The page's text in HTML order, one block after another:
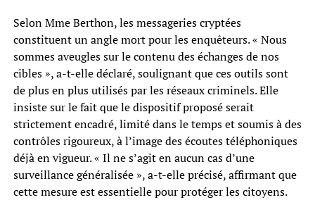
Selon Mme Berthon, les messageries cryptées
constituent un angle mort pour les enquêteurs. « Nous
sommes aveugles sur le contenu des échanges de nos
cibles », a-t-elle déclaré, soulignant que ces outils sont
de plus en plus utilisés par les réseaux criminels. Elle
insiste sur le fait que le dispositif proposé serait
strictement encadré, limité dans le temps et soumis à des
contrôles rigoureux, à l’image des écoutes téléphoniques
déjà en vigueur. « Il ne s’agit en aucun cas d’une
surveillance généralisée », a-t-elle précisé, affirmant que
cette mesure est essentielle pour protéger les citoyens.